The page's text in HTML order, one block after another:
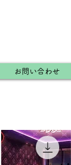
お問い合わせ